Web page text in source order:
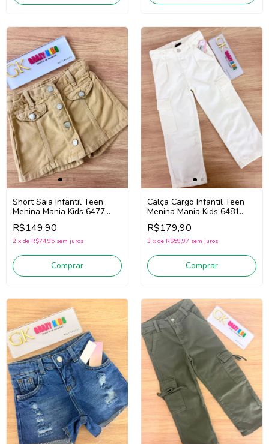
Short Saia Infantil Teen
Menina Mania Kids 6477
(Caqui)
R$149,90
2 x de R$74,95 sem juros
Comprar
Calça Cargo Infantil Teen
Menina Mania Kids 6481
(Off White)
R$179,90
3 x de R$59,97 sem juros
Comprar